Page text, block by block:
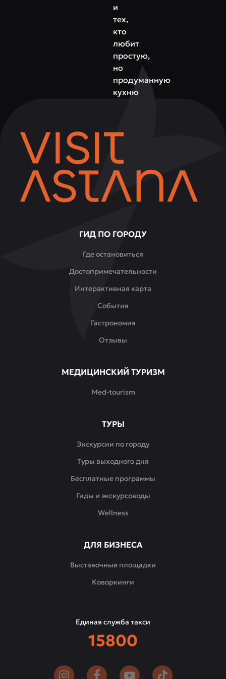
и
тех,
кто
любит
простую,
но
продуманную
кухню
ГИД ПО ГОРОДУ
Где остановиться
Достопримечательности
Интерактивная карта
События
Гастрономия
Отзывы
МЕДИЦИНСКИЙ ТУРИЗМ
Med-tourism
ТУРЫ
Экскурсии по городу
Туры выходного дня
Бесплатные программы
Гиды и экскурсоводы
Wellness
ДЛЯ БИЗНЕСА
Выставочные площадки
Коворкинги
Единая служба такси
15800